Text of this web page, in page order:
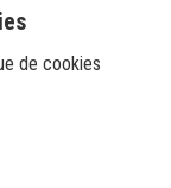
de cookies